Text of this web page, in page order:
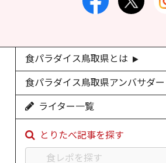
食パラダイス鳥取県とは
食パラダイス鳥取県アンバサダー
ライター一覧
とりたべ記事を探す